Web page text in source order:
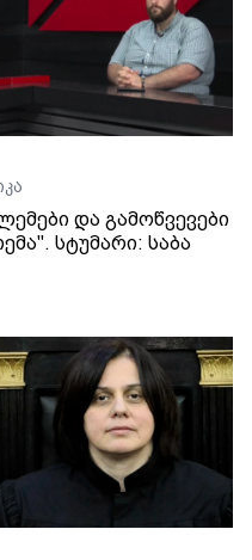
და გამოწვევები
სტუმარი: საბა